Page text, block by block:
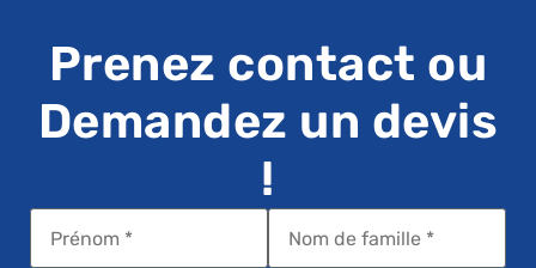
Prenez contact ou
Demandez un devis
!